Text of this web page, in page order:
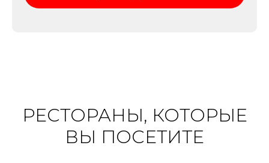
РЕСТОРАНЫ, КОТОРЫЕ
ВЫ ПОСЕТИТЕ